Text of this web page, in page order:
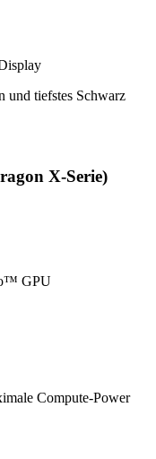
und tiefstes Schwarz
X-Serie)
GPU
Compute-Power